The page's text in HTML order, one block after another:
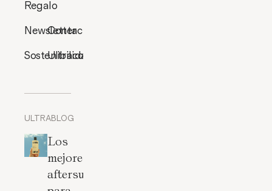
Regalo
Newsletter
Contacto
Sostenibilidad
Ultracosmética
ULTRABLOG
Los
mejores
aftersun